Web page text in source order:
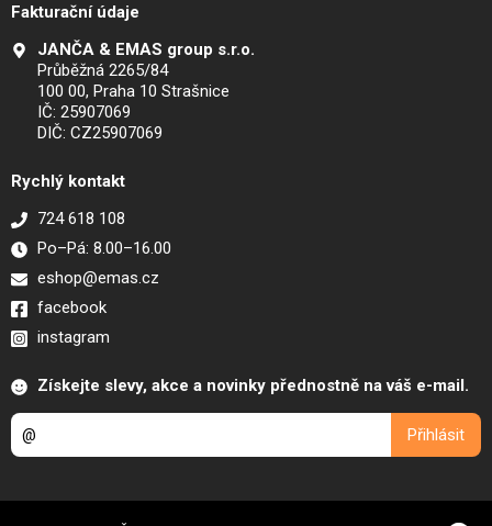
Fakturační údaje
JANČA & EMAS group s.r.o.
Průběžná 2265/84
100 00, Praha 10 Strašnice
IČ: 25907069
DIČ: CZ25907069
Rychlý kontakt
724 618 108
Po–Pá: 8.00–16.00
eshop@emas.cz
facebook
instagram
Získejte slevy, akce a novinky přednostně na váš e-mail.